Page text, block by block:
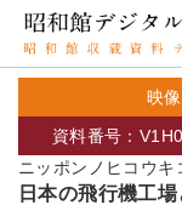
映像
ニッポンノヒコウ
資料番号：
日本の飛行機工